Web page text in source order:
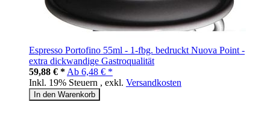
Espresso Portofino 55ml - 1-fbg. bedruckt Nuova Point -
extra dickwandige Gastroqualität
59,88 € * Ab 6,48 € *
Inkl. 19% Steuern , exkl. Versandkosten
In den Warenkorb